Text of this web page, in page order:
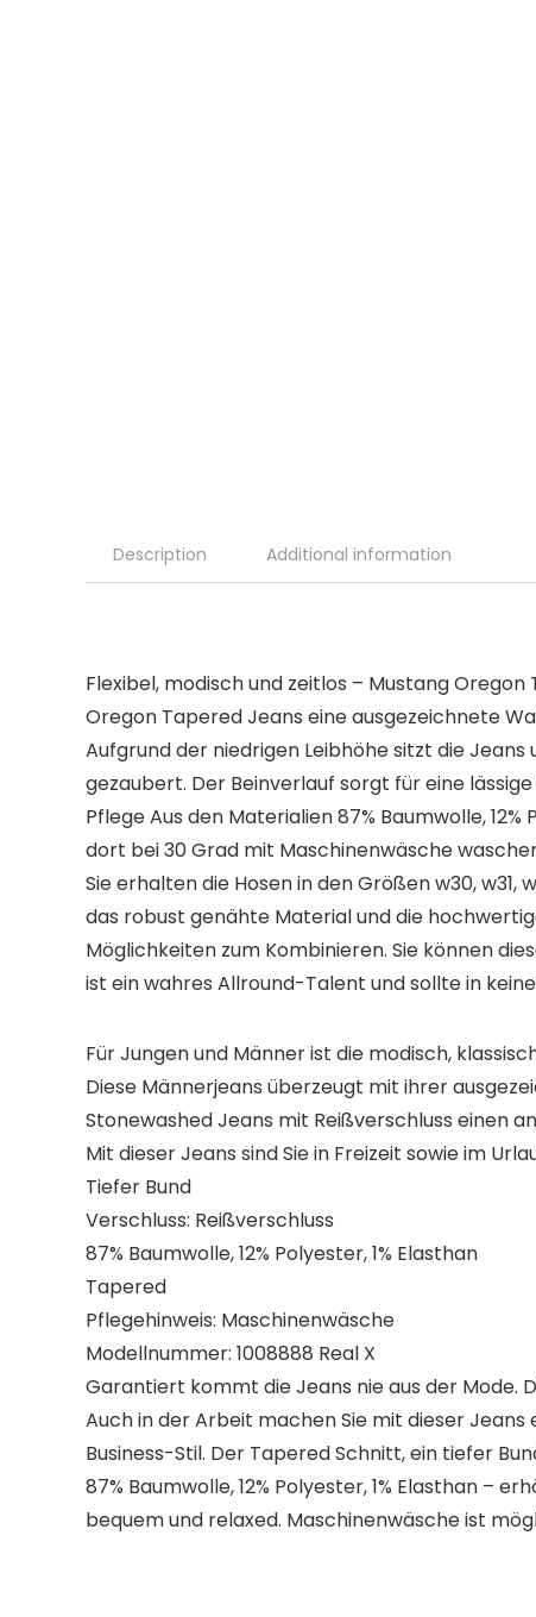
Description Additional information
Flexibel, modisch und zeitlos – Mustang
Oregon Tapered Jeans eine ausgezeichnete
Aufgrund der niedrigen Leibhöhe sitzt die
gezaubert. Der Beinverlauf sorgt für eine
Pflege Aus den Materialien 87% Baumwolle,
dort bei 30 Grad mit Maschinenwäsche
Sie erhalten die Hosen in den Größen w30,
das robust genähte Material und die
Möglichkeiten zum Kombinieren. Sie können
ist ein wahres Allround-Talent und sollte in
Für Jungen und Männer ist die modisch,
Diese Männerjeans überzeugt mit ihrer
Stonewashed Jeans mit Reißverschluss einen
Mit dieser Jeans sind Sie in Freizeit sowie im
Tiefer Bund
Verschluss: Reißverschluss
87% Baumwolle, 12% Polyester, 1% Elasthan
Tapered
Pflegehinweis: Maschinenwäsche
Modellnummer: 1008888 Real X
Garantiert kommt die Jeans nie aus der Mode.
Auch in der Arbeit machen Sie mit dieser
Business-Stil. Der Tapered Schnitt, ein tiefer
87% Baumwolle, 12% Polyester, 1% Elasthan –
bequem und relaxed. Maschinenwäsche ist